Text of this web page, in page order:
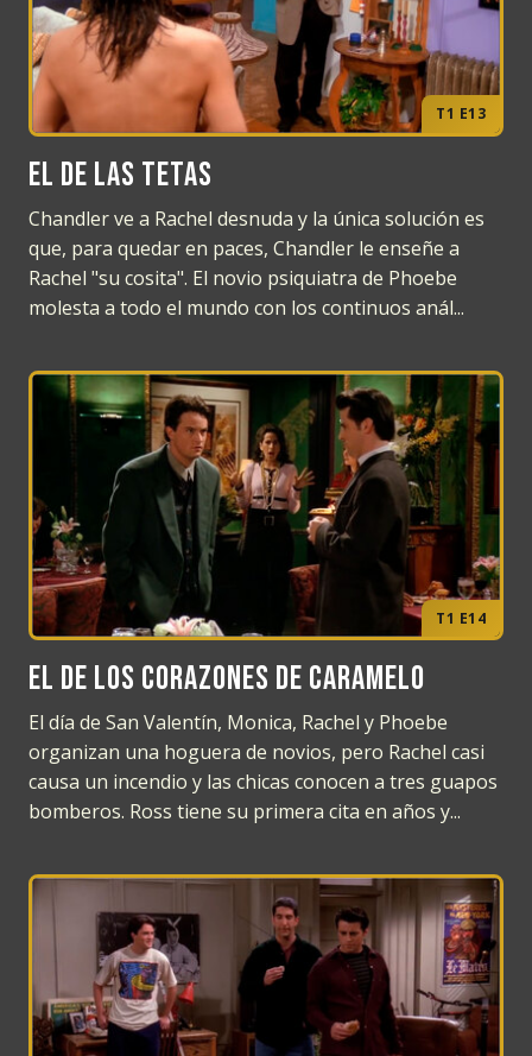
T1 E13
El de las tetas
Chandler ve a Rachel desnuda y la única solución es
que, para quedar en paces, Chandler le enseñe a
Rachel "su cosita". El novio psiquiatra de Phoebe
molesta a todo el mundo con los continuos anál...
T1 E14
El de los corazones de caramelo
El día de San Valentín, Monica, Rachel y Phoebe
organizan una hoguera de novios, pero Rachel casi
causa un incendio y las chicas conocen a tres guapos
bomberos. Ross tiene su primera cita en años y...